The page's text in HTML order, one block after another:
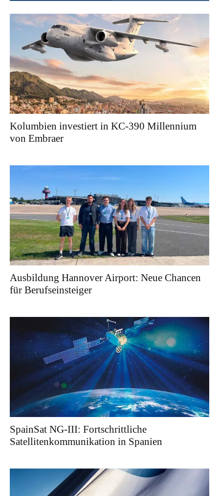
Kolumbien investiert in KC-390 Millennium
von Embraer
Ausbildung Hannover Airport: Neue Chancen
für Berufseinsteiger
SpainSat NG-III: Fortschrittliche
Satellitenkommunikation in Spanien